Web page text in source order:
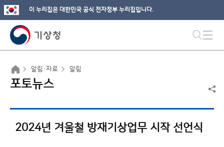
이 누리집은 대한민국 공식 전자정부 누리집입니다.
알림·자료 알림
포토뉴스
2024년 겨울철 방재기상업무 시작 선언식